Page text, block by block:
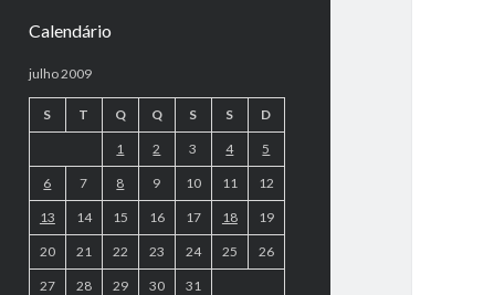
Calendário
julho 2009
S T Q Q S S D
1 2 3 4 5
6 7 8 9 10 11 12
13 14 15 16 17 18 19
20 21 22 23 24 25 26
27 28 29 30 31